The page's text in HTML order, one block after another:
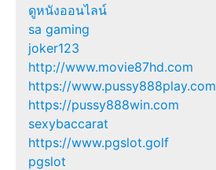
ดูหนังออนไลน์
sa gaming
joker123
http://www.movie87hd.com
https://www.pussy888play.com
https://pussy888win.com
sexybaccarat
https://www.pgslot.golf
pgslot